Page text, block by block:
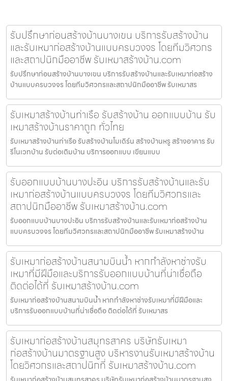
รับปรึกษาก่อนสร้างบ้านบางเขน บริการรับสร้างบ้าน
และรับเหมาก่อสร้างบ้านแบบครบวงจร โดยทีมวิศวกร
และสถาปนิกมืออาชีพ รับเหมาสร้างบ้าน.com
รับปรึกษาก่อนสร้างบ้านบางเขน บริการรับสร้างบ้านและรับเหมาก่อสร้าง
บ้านแบบครบวงจร โดยทีมวิศวกรและสถาปนิกมืออาชีพ รับเหมาสร
รับเหมาสร้างบ้านท่าเรือ รับสร้างบ้าน ออกแบบบ้าน รับ
เหมาสร้างบ้านราคาถูก ทั่วไทย
รับเหมาสร้างบ้านท่าเรือ รับสร้างบ้านโมเดิร์น สร้างบ้านหรู สร้างอาคาร รับ
รีโนเวทบ้าน รับต่อเติมบ้าน บริการออกแบบ เขียนแบบ
รับออกแบบบ้านบางปะอิน บริการรับสร้างบ้านและรับ
เหมาก่อสร้างบ้านแบบครบวงจร โดยทีมวิศวกรและ
สถาปนิกมืออาชีพ รับเหมาสร้างบ้าน.com
รับออกแบบบ้านบางปะอิน บริการรับสร้างบ้านและรับเหมาก่อสร้างบ้าน
แบบครบวงจร โดยทีมวิศวกรและสถาปนิกมืออาชีพ รับเหมาสร้างบ้าน
รับเหมาก่อสร้างบ้านสนามบินน้ำ หากกำลังหาช่างรับ
เหมาที่มีฝีมือและบริการรับออกแบบบ้านที่น่าเชื่อถือ
ติดต่อได้ที่ รับเหมาสร้างบ้าน.com
รับเหมาก่อสร้างบ้านสนามบินน้ำ หากกำลังหาช่างรับเหมาที่มีฝีมือและ
บริการรับออกแบบบ้านที่น่าเชื่อถือ ติดต่อได้ที่ รับเหมาสร
รับเหมาก่อสร้างบ้านสมุทรสาคร บริษัทรับเหมา
ก่อสร้างบ้านมาตรฐานสูง บริหารงานรับเหมาสร้างบ้าน
โดยวิศวกรและสถาปนิกที่ รับเหมาสร้างบ้าน.com